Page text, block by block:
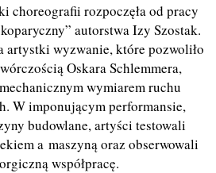
choreografii rozpoczęła od pracy
autorstwa Izy Szostak.
artystki wyzwanie, które pozwoliło
Oskara Schlemmera,
wymiarem ruchu
W imponującym performansie,
budowlane, artyści testowali
a maszyną oraz obserwowali
współpracę.